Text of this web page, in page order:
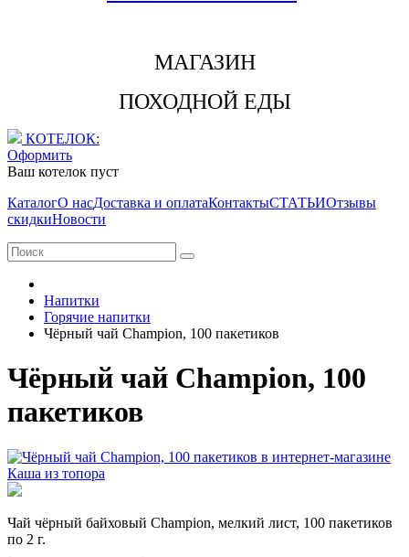
МАГАЗИН
ПОХОДНОЙ ЕДЫ
КОТЕЛОК:
Оформить
Ваш котелок пуст
КаталогО насДоставка и оплатаКонтактыСТАТЬИОтзывы
скидкиНовости
Напитки
Горячие напитки
Чёрный чай Champion, 100 пакетиков
Чёрный чай Champion, 100
пакетиков
Чай чёрный байховый Champion, мелкий лист, 100 пакетиков
по 2 г.